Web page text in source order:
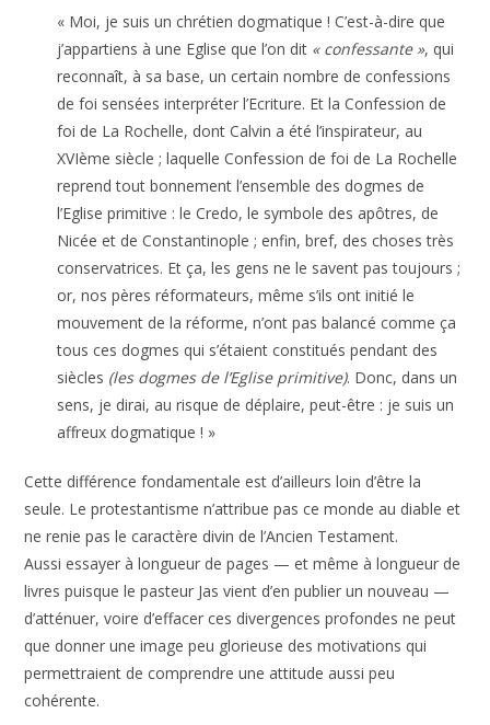
« Moi, je suis un chrétien dogmatique ! C’est-à-dire que
j’appartiens à une Eglise que l’on dit « confessante », qui
reconnaît, à sa base, un certain nombre de confessions
de foi sensées interpréter l’Ecriture. Et la Confession de
foi de La Rochelle, dont Calvin a été l’inspirateur, au
XVIème siècle ; laquelle Confession de foi de La Rochelle
reprend tout bonnement l’ensemble des dogmes de
l’Eglise primitive : le Credo, le symbole des apôtres, de
Nicée et de Constantinople ; enfin, bref, des choses très
conservatrices. Et ça, les gens ne le savent pas toujours ;
or, nos pères réformateurs, même s’ils ont initié le
mouvement de la réforme, n’ont pas balancé comme ça
tous ces dogmes qui s’étaient constitués pendant des
siècles (les dogmes de l’Eglise primitive). Donc, dans un
sens, je dirai, au risque de déplaire, peut-être : je suis un
affreux dogmatique ! »
Cette différence fondamentale est d’ailleurs loin d’être la
seule. Le protestantisme n’attribue pas ce monde au diable et
ne renie pas le caractère divin de l’Ancien Testament.
Aussi essayer à longueur de pages — et même à longueur de
livres puisque le pasteur Jas vient d’en publier un nouveau —
d’atténuer, voire d’effacer ces divergences profondes ne peut
que donner une image peu glorieuse des motivations qui
permettraient de comprendre une attitude aussi peu
cohérente.